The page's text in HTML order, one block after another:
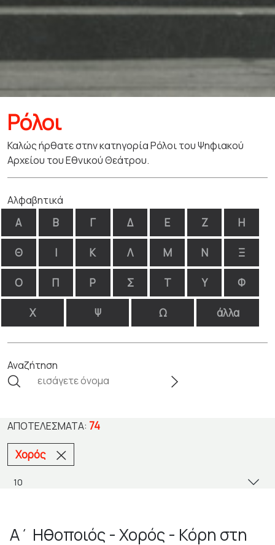
Ρόλοι
Καλώς ήρθατε στην κατηγορία Ρόλοι του Ψηφιακού
Αρχείου του Εθνικού Θεάτρου.
Αλφαβητικά
Α Β Γ Δ Ε Ζ Η
Θ Ι Κ Λ Μ Ν Ξ
Ο Π Ρ Σ Τ Υ Φ
Χ Ψ Ω άλλα
Αναζήτηση
ΑΠΟΤΕΛΈΣΜΑΤΑ: 74
Χορός
Α΄ Ηθοποιός - Χορός - Κόρη στη